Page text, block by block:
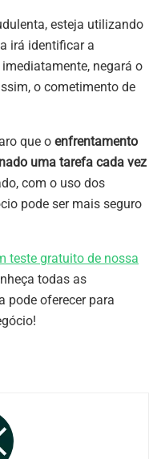
esteja utilizando
irá identificar a
negará o
o cometimento de
que o enfrentamento
uma tarefa cada vez
com o uso dos
pode ser mais seguro
teste gratuito de nossa
todas as
pode oferecer para